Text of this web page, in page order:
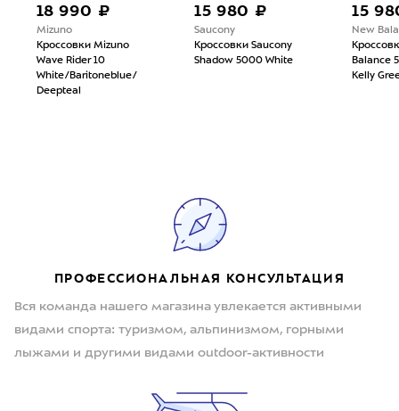
18 990 ₽
Mizuno
Кроссовки Mizuno
Wave Rider 10
White/Baritoneblue/
Deepteal
15 980 ₽
Saucony
Кроссовки Saucony
Shadow 5000 White
15
New
Balance
Kelly
ПРОФЕССИОНАЛЬНАЯ КОНСУЛЬТАЦИЯ
Вся команда нашего магазина увлекается активными
видами спорта: туризмом, альпинизмом, горными
лыжами и другими видами outdoor-активности